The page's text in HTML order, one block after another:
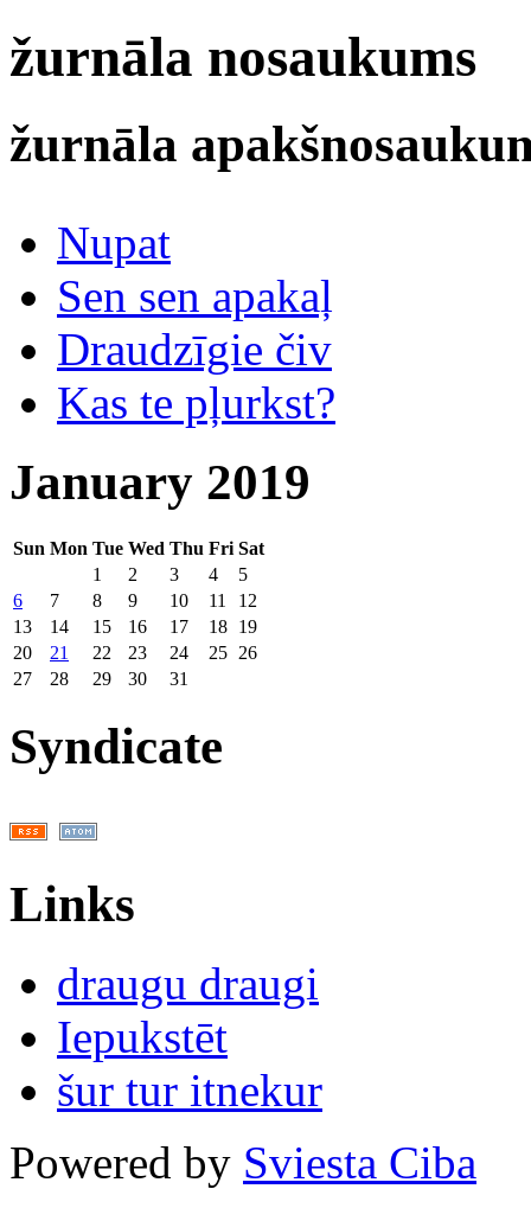
žurnāla nosaukums
žurnāla
Nupat
Sen sen apakaļ
Draudzīgie čiv
Kas te pļurkst?
January 2019
Sun Mon Tue Wed Thu Fri Sat
1
2 3 4
5
6
7 8 9 10 11
12
13
14 15 16 17 18 19
20
21 22 23 24 25 26
27
28 29 30 31
Syndicate
Links
draugu draugi
Iepukstēt
šur tur itnekur
Powered by Sviesta Ciba